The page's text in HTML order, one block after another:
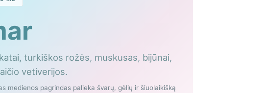
turkiškos rožės, muskusas, bijūnai,
vetiverijos.
medienos pagrindas palieka švarų, gėlių ir šiuolaikišką